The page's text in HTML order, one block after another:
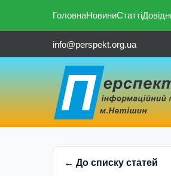
ГоловнаНовиниСтатті
info@perspekt.org.ua
← До списку статей